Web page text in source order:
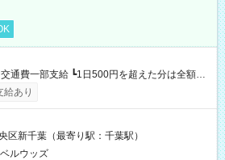
の方は自己負担となります ★日払いOK！
いたその日に現金GET♪ お仕事後はコンビニ
給あり
区新千葉（最寄り駅：千葉駅）
ルウッズ